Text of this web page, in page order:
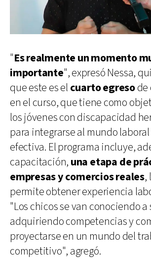
"Es realmente un momento
importante", expresó Nessa,
que este es el cuarto egresode
en el curso, que tiene como
los jóvenes con discapacidad
para integrarse al mundo
efectiva. El programa incluye,
capacitación, una etapa de
empresas y comercios reales,
permite obtener experiencia
"Los chicos se van conociendo a
adquiriendo competencias y
proyectarse en un mundo del
competitivo", agregó.